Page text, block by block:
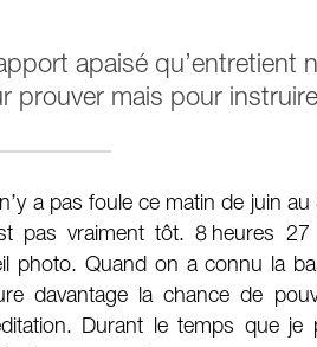
apaisé qu’entretient
prouver mais pour
a pas foule ce matin de juin
pas vraiment tôt. 8 heures
photo. Quand on a connu la
davantage la chance de
Durant le temps que je